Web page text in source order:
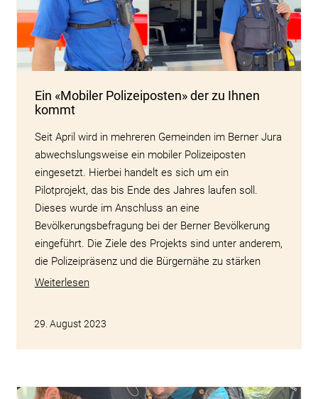
Ein «Mobiler Polizeiposten» der zu Ihnen
kommt
Seit April wird in mehreren Gemeinden im Berner Jura
abwechslungsweise ein mobiler Polizeiposten
eingesetzt. Hierbei handelt es sich um ein
Pilotprojekt, das bis Ende des Jahres laufen soll.
Dieses wurde im Anschluss an eine
Bevölkerungsbefragung bei der Berner Bevölkerung
eingeführt. Die Ziele des Projekts sind unter anderem,
die Polizeipräsenz und die Bürgernähe zu stärken
Weiterlesen
29. August 2023